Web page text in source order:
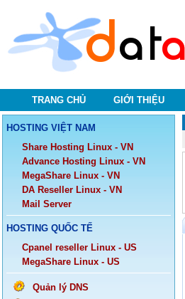
TRANG CHỦ GIỚI THIỆU
HOSTING VIỆT NAM
Share Hosting Linux - VN
Advance Hosting Linux - VN
MegaShare Linux - VN
DA Reseller Linux - VN
Mail Server
HOSTING QUỐC TẾ
Cpanel reseller Linux - US
MegaShare Linux - US
Quản lý DNS